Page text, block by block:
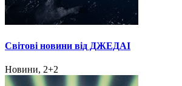
Світові новини від ДЖЕДАІ
Новини, 2+2